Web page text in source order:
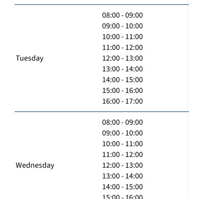
Tuesday
08:00 - 09:00
09:00 - 10:00
10:00 - 11:00
11:00 - 12:00
12:00 - 13:00
13:00 - 14:00
14:00 - 15:00
15:00 - 16:00
16:00 - 17:00
Wednesday
08:00 - 09:00
09:00 - 10:00
10:00 - 11:00
11:00 - 12:00
12:00 - 13:00
13:00 - 14:00
14:00 - 15:00